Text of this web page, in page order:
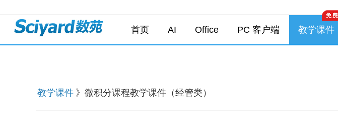
首页 AI Office PC 客户端 教学课件
教学课件 》微积分课程教学课件（经管类）